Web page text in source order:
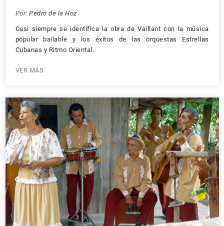
Por: Pedro de la Hoz
Casi siempre se identifica la obra de Vaillant con la música
popular bailable y los éxitos de las orquestas Estrellas
Cubanas y Ritmo Oriental.
VER MÁS